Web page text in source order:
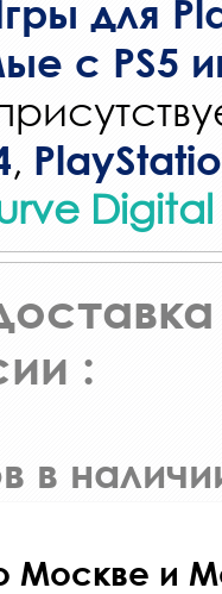
для
с PS5
,
Digital
:
в
Москве и